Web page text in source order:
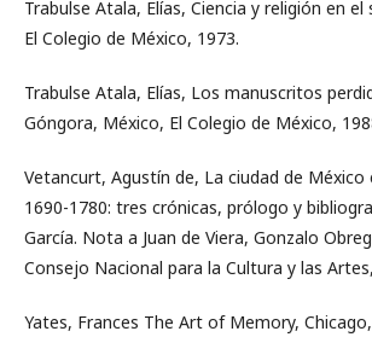
Trabulse Atala, Elías, Ciencia y religión en el
El Colegio de México, 1973.
Trabulse Atala, Elías, Los manuscritos
Góngora, México, El Colegio de México,
Vetancurt, Agustín de, La ciudad de México
1690-1780: tres crónicas, prólogo y
García. Nota a Juan de Viera, Gonzalo
Consejo Nacional para la Cultura y las
Yates, Frances The Art of Memory,